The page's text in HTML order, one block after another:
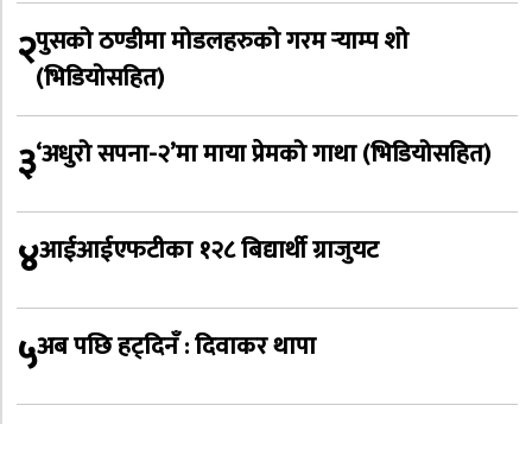
२पुसको ठण्डीमा मोडलहरुको गरम र्‍याम्प शो
(भिडियोसहित)
३‘अधुरो सपना-२’मा माया प्रेमको गाथा (भिडियोसहित)
४आईआईएफटीका १२८ बिद्यार्थी ग्राजुयट
५अब पछि हट्दिनँ : दिवाकर थापा